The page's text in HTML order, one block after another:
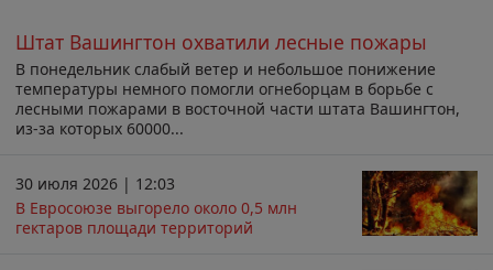
Штат Вашингтон охватили лесные пожары
В понедельник слабый ветер и небольшое понижение
температуры немного помогли огнеборцам в борьбе с
лесными пожарами в восточной части штата Вашингтон,
из-за которых 60000...
30 июля 2026 | 12:03
В Евросоюзе выгорело около 0,5 млн
гектаров площади территорий